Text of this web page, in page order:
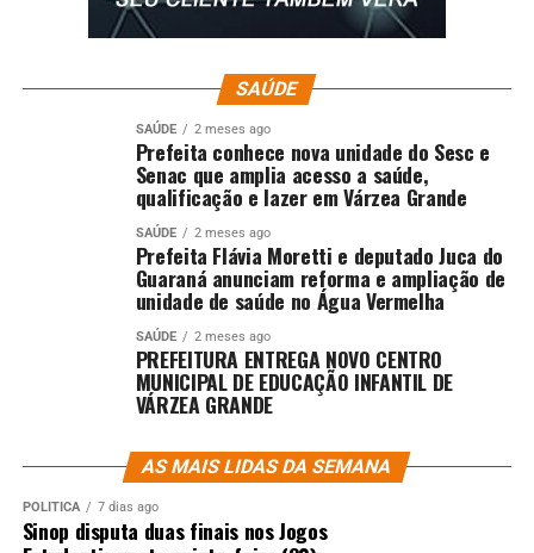
SAÚDE
SAÚDE 2 meses ago
Prefeita conhece nova unidade do Sesc e
Senac que amplia acesso a saúde,
qualificação e lazer em Várzea Grande
SAÚDE 2 meses ago
Prefeita Flávia Moretti e deputado Juca do
Guaraná anunciam reforma e ampliação de
unidade de saúde no Água Vermelha
SAÚDE 2 meses ago
PREFEITURA ENTREGA NOVO CENTRO
MUNICIPAL DE EDUCAÇÃO INFANTIL DE
VÁRZEA GRANDE
AS MAIS LIDAS DA SEMANA
POLÍTICA 7 dias ago
Sinop disputa duas finais nos Jogos